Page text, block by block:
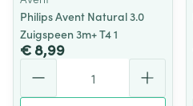
Philips Avent Natural 3.0
Zuigspeen 3m+ T4 1
€ 8,99